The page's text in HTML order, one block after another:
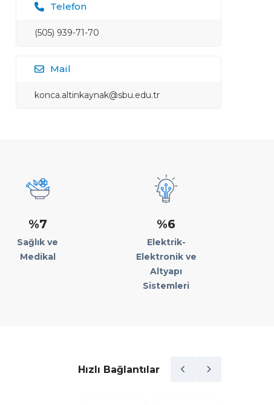
Telefon
(505) 939-71-70
Mail
konca.altinkaynak@sbu.edu.tr
%7
Sağlık ve
Medikal
%6
Elektrik-
Elektronik ve
Altyapı
Sistemleri
Hızlı Bağlantılar